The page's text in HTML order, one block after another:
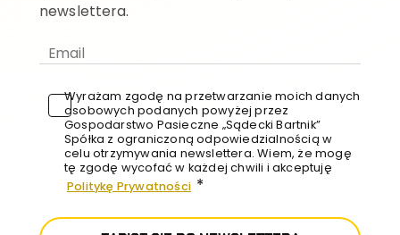
newslettera.
Wyrażam zgodę na przetwarzanie moich danych
osobowych podanych powyżej przez
Gospodarstwo Pasieczne „Sądecki Bartnik”
Spółka z ograniczoną odpowiedzialnością w
celu otrzymywania newslettera. Wiem, że mogę
tę zgodę wycofać w każdej chwili i akceptuję
Politykę Prywatności *